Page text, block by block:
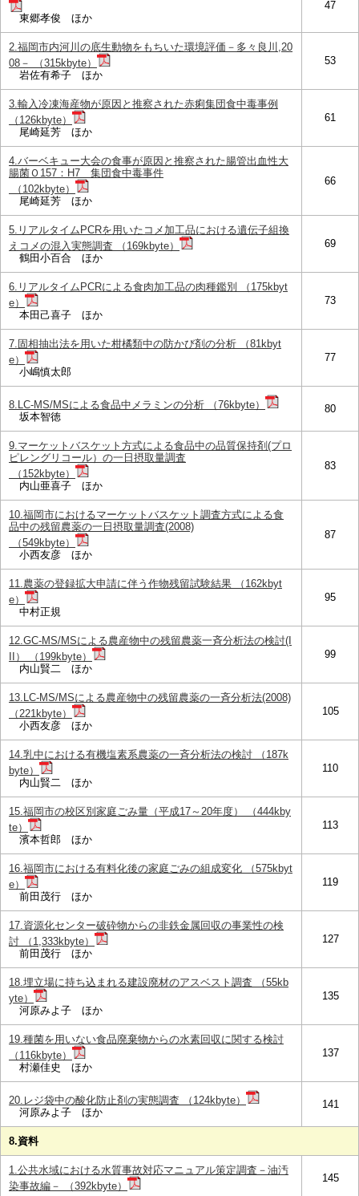
東郷孝俊 ほか
47
2.福岡市内河川の底生動物をもちいた環境評価－多々良川,20
08－ （315kbyte）
岩佐有希子 ほか
53
3.輸入冷凍海産物が原因と推察された赤痢集団食中毒事例
（126kbyte）
尾崎延芳 ほか
61
4.バーベキュー大会の食事が原因と推察された腸管出血性大
腸菌Ｏ157：H7 集団食中毒事件
（102kbyte）
尾崎延芳 ほか
66
5.リアルタイムPCRを用いたコメ加工品における遺伝子組換
えコメの混入実態調査 （169kbyte）
鶴田小百合 ほか
69
6.リアルタイムPCRによる食肉加工品の肉種鑑別 （175kbyt
e）
本田己喜子 ほか
73
7.固相抽出法を用いた柑橘類中の防かび剤の分析 （81kbyt
e）
小嶋慎太郎
77
8.LC-MS/MSによる食品中メラミンの分析 （76kbyte）
坂本智徳
80
9.マーケットバスケット方式による食品中の品質保持剤(プロ
ピレングリコール）の一日摂取量調査
（152kbyte）
内山亜喜子 ほか
83
10.福岡市におけるマーケットバスケット調査方式による食
品中の残留農薬の一日摂取量調査(2008)
（549kbyte）
小西友彦 ほか
87
11.農薬の登録拡大申請に伴う作物残留試験結果 （162kbyt
e）
中村正規
95
12.GC-MS/MSによる農産物中の残留農薬一斉分析法の検討(I
II） （199kbyte）
内山賢二 ほか
99
13.LC-MS/MSによる農産物中の残留農薬の一斉分析法(2008)
（221kbyte）
小西友彦 ほか
105
14.乳中における有機塩素系農薬の一斉分析法の検討 （187k
byte）
内山賢二 ほか
110
15.福岡市の校区別家庭ごみ量（平成17～20年度） （444kby
te）
濱本哲郎 ほか
113
16.福岡市における有料化後の家庭ごみの組成変化 （575kbyt
e）
前田茂行 ほか
119
17.資源化センター破砕物からの非鉄金属回収の事業性の検
討 （1,333kbyte）
前田茂行 ほか
127
18.埋立場に持ち込まれる建設廃材のアスベスト調査 （55kb
yte）
河原みよ子 ほか
135
19.種菌を用いない食品廃棄物からの水素回収に関する検討
（116kbyte）
村瀬佳史 ほか
137
20.レジ袋中の酸化防止剤の実態調査 （124kbyte）
河原みよ子 ほか
141
8.資料
1.公共水域における水質事故対応マニュアル策定調査－油汚
染事故編－ （392kbyte）
145